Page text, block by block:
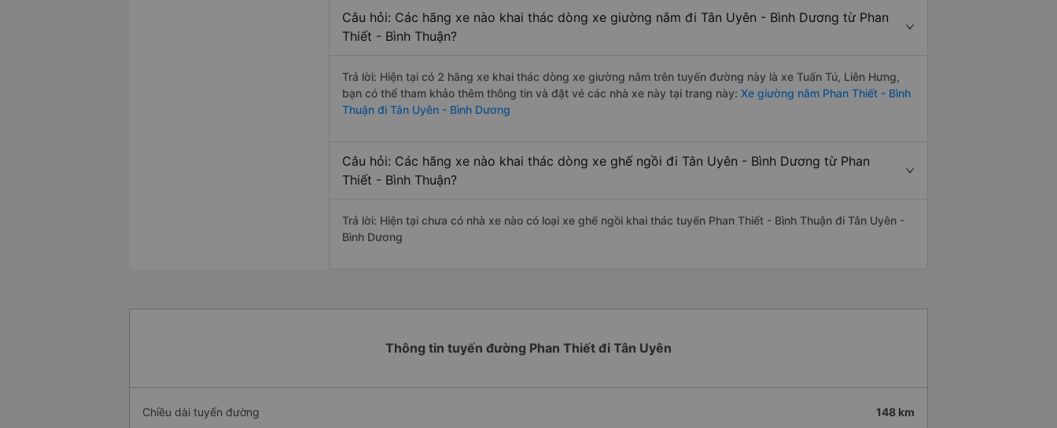
Câu hỏi: Các hãng xe nào khai thác dòng xe giường nằm đi Tân Uyên - Bình Dương từ Phan
Thiết - Bình Thuận?
Trả lời: Hiện tại có 2 hãng xe khai thác dòng xe giường nằm trên tuyến đường này là xe Tuấn Tú, Liên Hưng,
bạn có thể tham khảo thêm thông tin và đặt vé các nhà xe này tại trang này: Xe giường nằm Phan Thiết - Bình
Thuận đi Tân Uyên - Bình Dương
Câu hỏi: Các hãng xe nào khai thác dòng xe ghế ngồi đi Tân Uyên - Bình Dương từ Phan
Thiết - Bình Thuận?
Trả lời: Hiện tại chưa có nhà xe nào có loại xe ghế ngồi khai thác tuyến Phan Thiết - Bình Thuận đi Tân Uyên -
Bình Dương
Thông tin tuyến đường Phan Thiết đi Tân Uyên
Chiều dài tuyến đường 148 km